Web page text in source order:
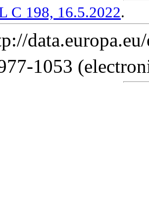
C 198, 16.5.2022.
1053